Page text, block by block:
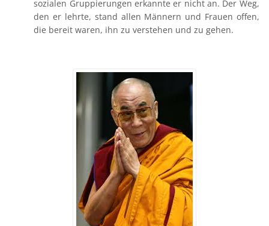
sozialen Gruppierungen erkannte er nicht an. Der Weg,
den er lehrte, stand allen Männern und Frauen offen,
die bereit waren, ihn zu verstehen und zu gehen.